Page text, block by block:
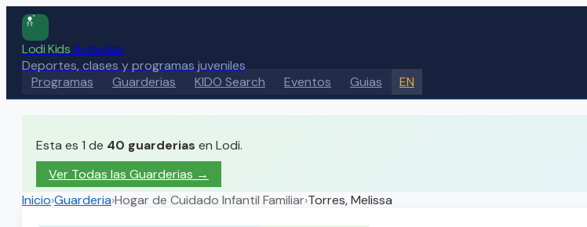
Lodi KidsActivities
Deportes, clases y programas juveniles
Programas
Guarderias KIDO Search Eventos Guias EN
Esta es 1 de 40 guarderias en Lodi.
Ver Todas las Guarderias →
Inicio›Guarderia›Hogar de Cuidado Infantil Familiar›Torres, Melissa